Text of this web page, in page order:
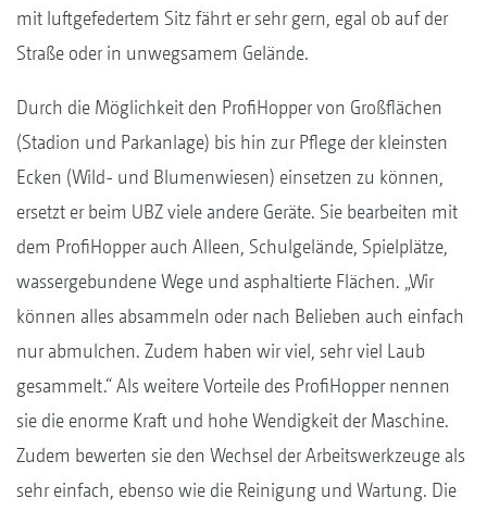
mit luftgefedertem Sitz fährt er sehr gern, egal ob auf der
Straße oder in unwegsamem Gelände.
Durch die Möglichkeit den ProfiHopper von Großflächen
(Stadion und Parkanlage) bis hin zur Pflege der kleinsten
Ecken (Wild- und Blumenwiesen) einsetzen zu können,
ersetzt er beim UBZ viele andere Geräte. Sie bearbeiten mit
dem ProfiHopper auch Alleen, Schulgelände, Spielplätze,
wassergebundene Wege und asphaltierte Flächen. „Wir
können alles absammeln oder nach Belieben auch einfach
nur abmulchen. Zudem haben wir viel, sehr viel Laub
gesammelt.“ Als weitere Vorteile des ProfiHopper nennen
sie die enorme Kraft und hohe Wendigkeit der Maschine.
Zudem bewerten sie den Wechsel der Arbeitswerkzeuge als
sehr einfach, ebenso wie die Reinigung und Wartung. Die